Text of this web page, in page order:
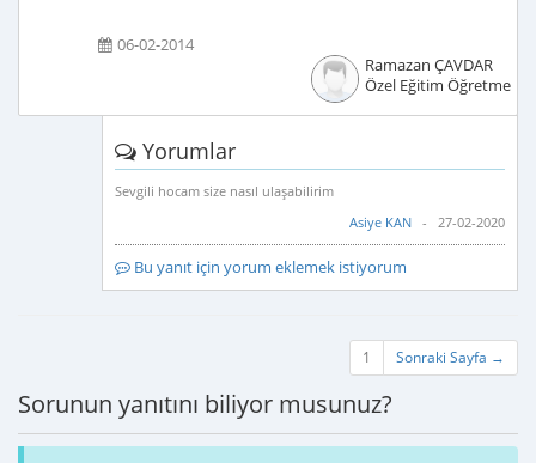
06-02-2014
Ramazan ÇAVDAR
Özel Eğitim Öğretmeni
Yorumlar
Sevgili hocam size nasıl ulaşabilirim
Asiye KAN - 27-02-2020
Bu yanıt için yorum eklemek istiyorum
1 Sonraki Sayfa →
Sorunun yanıtını biliyor musunuz?